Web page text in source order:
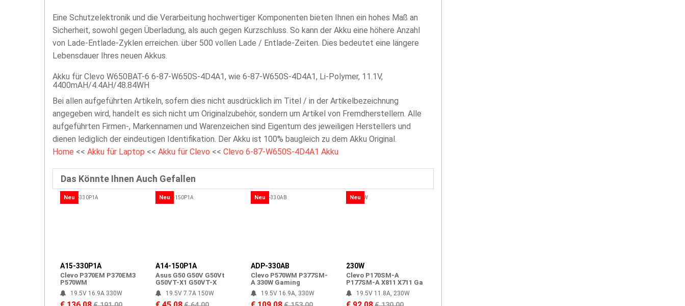
Eine Schutzelektronik und die Verarbeitung hochwertiger Komponenten bieten Ihnen ein hohes Maß an
Sicherheit, sowohl gegen Überladung, als auch gegen Kurzschluss. So kann der Akku eine höhere Anzahl
von Lade-Entlade-Zyklen erreichen. über 500 vollen Lade / Entlade-Zeiten. Dies bedeutet eine längere
Lebensdauer Ihres neuen Akkus.
Akku für Clevo W650BAT-6 6-87-W650S-4D4A1, wie 6-87-W650S-4D4A1, Li-Polymer, 11.1V,
4400mAH/4.4AH/48.84WH
Bei allen aufgeführten Artikeln, sofern dies nicht ausdrücklich im Titel / in der Artikelbezeichnung
angegeben wird, handelt es sich nicht um Originalzubehör, sondern um Artikel von Fremdherstellern. Alle
aufgeführten Firmen-, Markennamen und Warenzeichen sind Eigentum des jeweiligen Herstellers und
dienen lediglich der eindeutigen Identifikation. Der Akku ist 100% baugleich zu dem Akku Original.
Home << Akku für Laptop << Akku für Clevo << Clevo 6-87-W650S-4D4A1 Akku
Das Könnte Ihnen Auch Gefallen
Neu
A15-330P1A
Clevo P370EM P370EM3
P570WM
19.5V 16.9A 330W
Neu
A14-150P1A
Asus G50 G50V G50Vt
G50VT-X1 G50VT-X
19.5V 7.7A 150W
Neu
ADP-330AB
Clevo P570WM P377SM-
A 330W Gaming
19.5V 16.9A, 330W
Neu
230W
Clevo P170SM-A
P177SM-A X811 X711 Ga
19.5V 11.8A, 230W